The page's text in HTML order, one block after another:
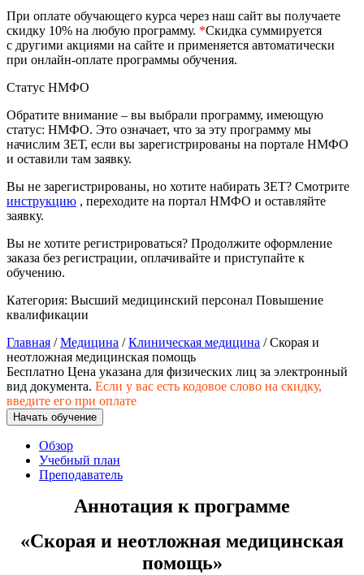
Техносферная безопасность и
природообустройство
промышленности
Управление охраной труда.
Техносферная безопасность
Допуски
Экономика и управление
Управление производством
общественного питания в
Управление административно-
хозяйственной деятельностью
Техника-технологии
Прикладная геология, горное дело,
нефтегазовое дело и геодезия
транспорта
При оплате обучающего курса через наш сайт вы получаете
скидку 10% на любую программу. *Скидка суммируется
с другими акциями на сайте и применяется автоматически
при онлайн-оплате программы обучения.
Статус НМФО
Обратите внимание – вы выбрали программу, имеющую
статус: НМФО. Это означает, что за эту программу мы
начислим ЗЕТ, если вы зарегистрированы на портале НМФО
и оставили там заявку.
Вы не зарегистрированы, но хотите набирать ЗЕТ? Смотрите
инструкцию , переходите на портал НМФО и оставляйте
заявку.
Вы не хотите регистрироваться? Продолжите оформление
заказа без регистрации, оплачивайте и приступайте к
обучению.
Категория: Высший медицинский персонал Повышение
квалификации
Главная /Медицина /Клиническая медицина / Скорая и
неотложная медицинская помощь
Бесплатно Цена указана для физических лиц за электронный
вид документа. Если у вас есть кодовое слово на скидку,
введите его при оплате
Начать обучение
Обзор
Учебный план
Преподаватель
Аннотация к программе
«Скорая и неотложная медицинская
помощь»